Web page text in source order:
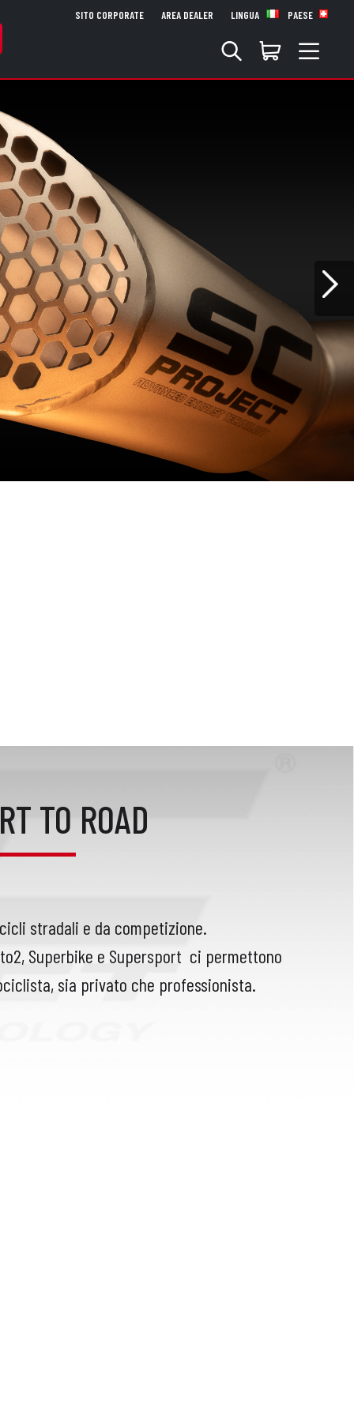
SITO CORPORATE AREA DEALER LINGUA PAESE
TO ROAD
stradali e da competizione.
Superbike e Supersport ci permettono
sia privato che professionista.